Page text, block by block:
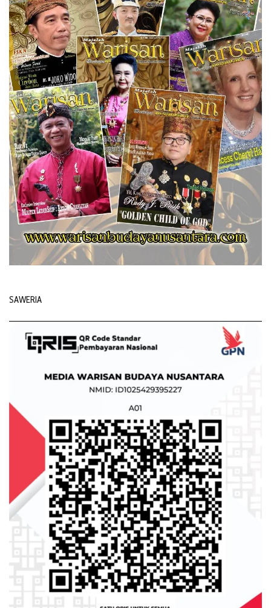
SAWERIA